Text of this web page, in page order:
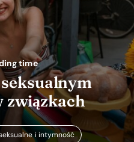
time
związkach
i intymność